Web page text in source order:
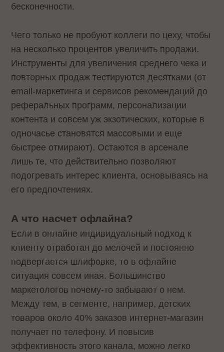
бесконечности.
Чего только не пробуют коллеги по цеху, чтобы
на несколько процентов увеличить продажи.
Инструменты для увеличения среднего чека и
повторных продаж тестируются десятками (от
email-маркетинга и сервисов рекомендаций до
реферальных программ, персонализации
контента и совсем уж экзотических, которые в
одночасье становятся массовыми и еще
быстрее отмирают). Остаются в арсенале
лишь те, что действительно позволяют
подогревать интерес клиента, основываясь на
его предпочтениях.
А что насчет офлайна?
Если в онлайне индивидуальный подход к
клиенту отработан до мелочей и постоянно
подвергается шлифовке, то в офлайне
ситуация совсем иная. Большинство
маркетологов почему-то забывают о нем.
Между тем, в сегменте, например, детских
товаров около 40% заказов интернет-магазин
получает по телефону. И повысив
эффективность этого канала, можно легко